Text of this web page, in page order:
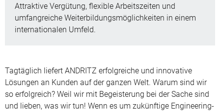
Attraktive Vergütung, flexible Arbeitszeiten und
umfangreiche Weiterbildungsmöglichkeiten in einem
internationalen Umfeld.
Tagtäglich liefert ANDRITZ erfolgreiche und innovative
Lösungen an Kunden auf der ganzen Welt. Warum sind wir
so erfolgreich? Weil wir mit Begeisterung bei der Sache sind
und lieben, was wir tun! Wenn es um zukünftige Engineering-